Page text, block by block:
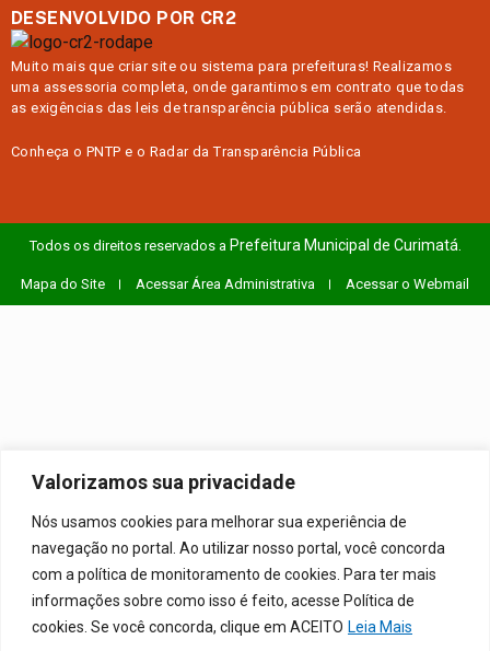
Valorizamos sua privacidade
Nós usamos cookies para melhorar sua experiência de
navegação no portal. Ao utilizar nosso portal, você concorda
com a política de monitoramento de cookies. Para ter mais
informações sobre como isso é feito, acesse Política de
cookies. Se você concorda, clique em ACEITO Leia Mais
DESENVOLVIDO POR CR2
Muito mais quecriar site ou sistema para prefeituras! Realizamos
uma assessoria completa, onde garantimos em contrato que todas
as exigências das leis de transparência pública serão atendidas.
Conheça oPNTP e o Radar da Transparência Pública
Todos os direitos reservados a Prefeitura Municipal de Curimatá.
Mapa do Site Acessar Área Administrativa Acessar o Webmail